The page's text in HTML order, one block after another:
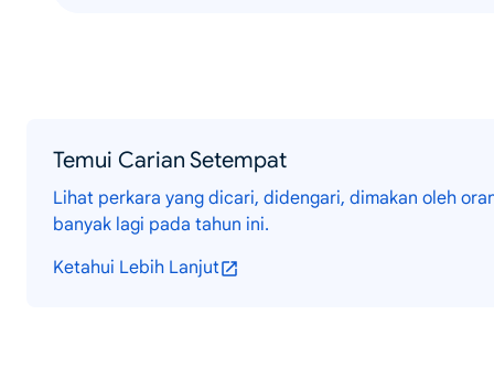
Temui Carian Setempat
Lihat perkara yang dicari, didengari, dimakan oleh
banyak lagi pada tahun ini.
Ketahui Lebih Lanjut